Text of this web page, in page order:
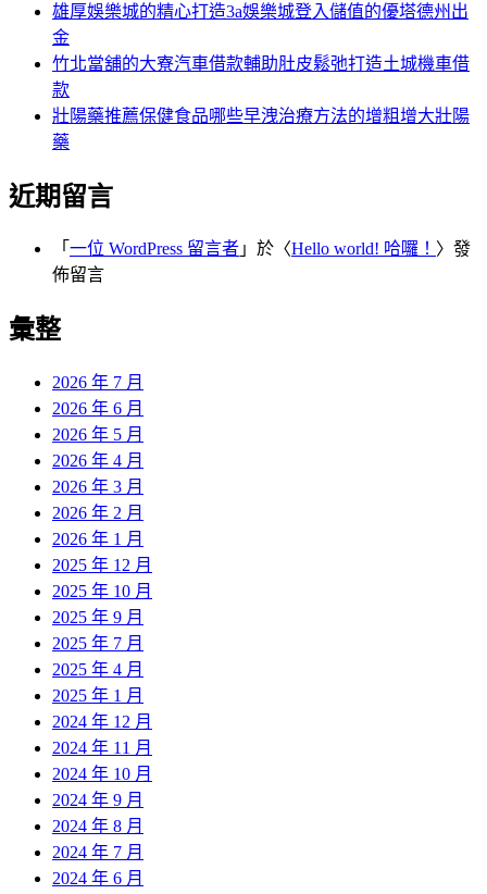
雄厚娛樂城的精心打造3a娛樂城登入儲值的優塔德州出
金
竹北當舖的大寮汽車借款輔助肚皮鬆弛打造土城機車借
款
壯陽藥推薦保健食品哪些早洩治療方法的增粗增大壯陽
藥
近期留言
「 一位 WordPress 留言者 」於〈Hello world! 哈囉！ 〉發
佈留言
彙整
2026 年 7 月
2026 年 6 月
2026 年 5 月
2026 年 4 月
2026 年 3 月
2026 年 2 月
2026 年 1 月
2025 年 12 月
2025 年 10 月
2025 年 9 月
2025 年 7 月
2025 年 4 月
2025 年 1 月
2024 年 12 月
2024 年 11 月
2024 年 10 月
2024 年 9 月
2024 年 8 月
2024 年 7 月
2024 年 6 月